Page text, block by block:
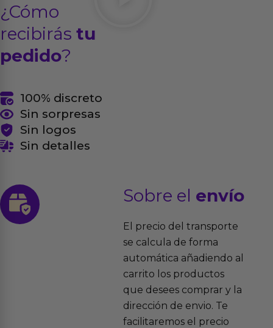
¿Cómo
recibirás tu
pedido?
100% discreto
Sin sorpresas
Sin logos
Sin detalles
Sobre el envío
El precio del transporte
se calcula de forma
automática añadiendo al
carrito los productos
que desees comprar y la
dirección de envio. Te
facilitaremos el precio